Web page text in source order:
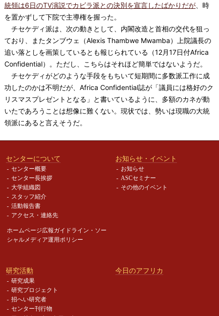
統領は6日のTV演説でカビラ派との決別を宣言したばかりだが、時
を置かずして下院で主導権を握った。
チセケディ派は、次の動きとして、内閣改造と首相の交代を狙っ
ており、またタンブウェ（Alexis Thambwe Mwamba）上院議長の
追い落としを画策しているとも報じられている（12月17日付Africa
Confidential）。ただし、こちらはそれほど簡単ではないようだ。
チセケディがどのような手段をもちいて短期間に多数派工作に成
功したのかは不明だが、Africa Confidential誌が「議員には格好のク
リスマスプレゼントとなる」と書いているように、多額のカネが動
いたであろうことは想像に難くない。現状では、勢いは現職の大統
領派にあると言えそうだ。
センターについて
センター概要
センター長挨拶
大学組織図
スタッフ紹介
活動報告書
アクセス・連絡先
ホームページ広報ガイドライン・ ソー
シャルメディア運用ポリシー
お知らせ・イベント
お知らせ
ASCセミナー
その他のイベント
研究活動
研究成果
研究プロジェクト
招へい研究者
センター刊行物
今日のアフリカ